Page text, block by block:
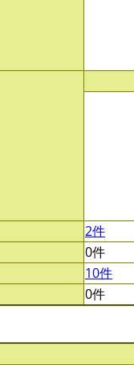
2件
0件
10件
0件